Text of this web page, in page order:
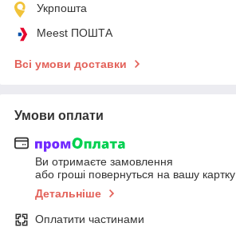
Укрпошта
Meest ПОШТА
Всі умови доставки
Умови оплати
Ви отримаєте замовлення
або гроші повернуться на вашу картку
Детальніше
Оплатити частинами